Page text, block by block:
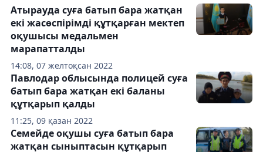
14:08, 07 желтоқсан 2022
Атырауда суға батып бара жатқан
екі жасөспірімді құтқарған мектеп
оқушысы медальмен
марапатталды
11:25, 09 қазан 2022
Павлодар облысында полицей суға
батып бара жатқан екі баланы
құтқарып қалды
Семейде оқушы суға батып бара
жатқан сыныптасын құтқарып